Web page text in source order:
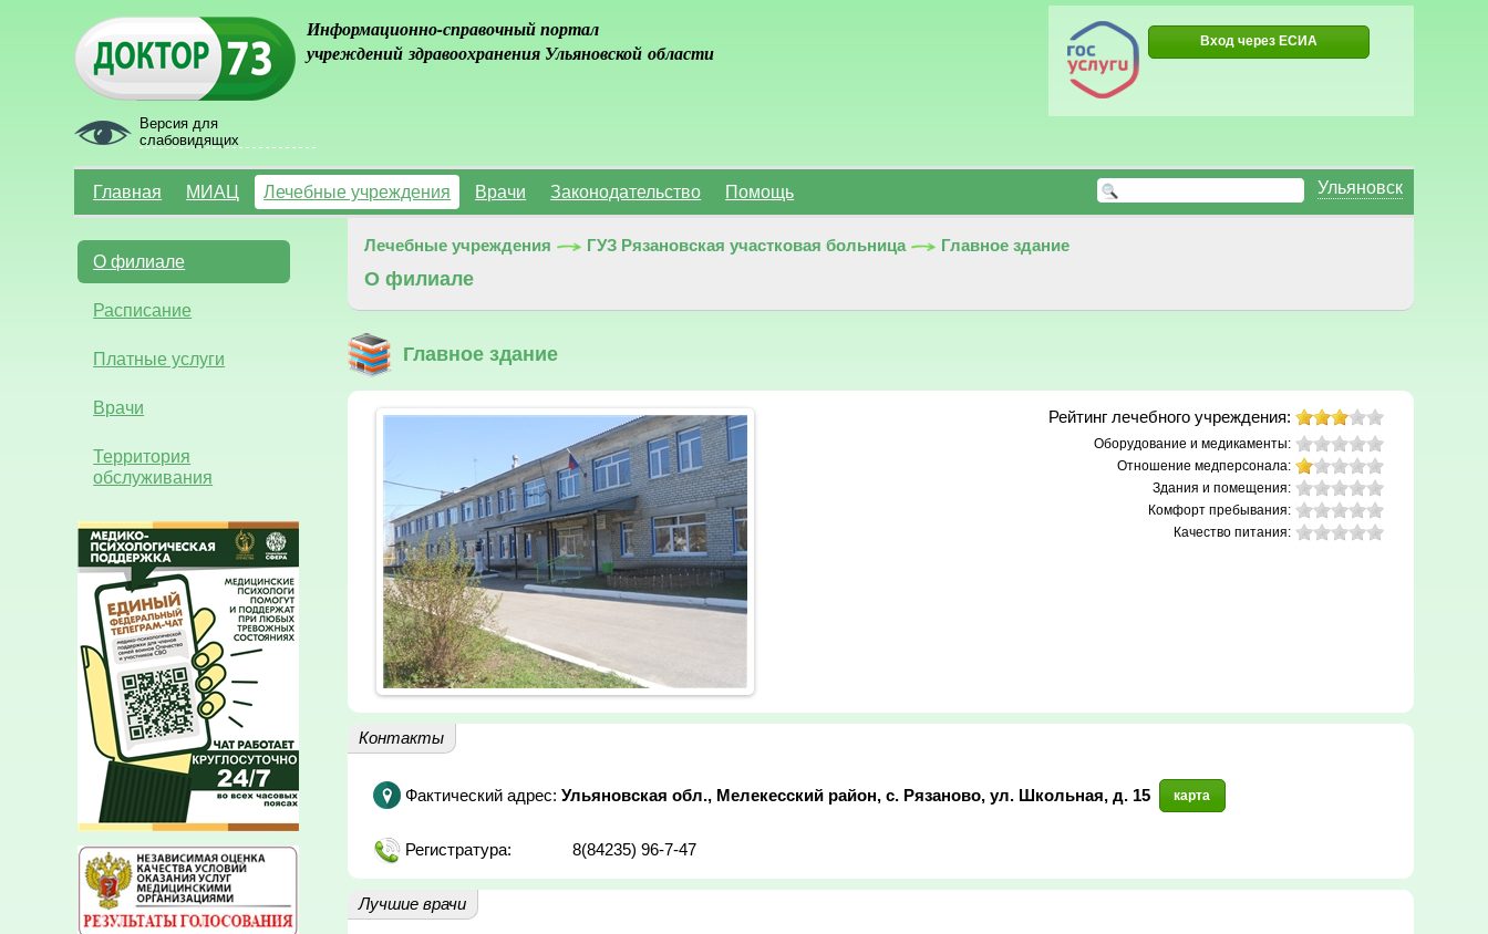
Версия для
слабовидящих
Информационно-справочный портал
учреждений здравоохранения Ульяновской области
Вход через ЕСИА
Ульяновск
Главная МИАЦ Лечебные учреждения Врачи Законодательство Помощь
О филиале
Расписание
Платные услуги
Врачи
Территория
обслуживания
Лечебные учреждения ГУЗ Рязановская участковая больница Главное здание
О филиале
Главное здание
Рейтинг лечебного учреждения:
Оборудование и медикаменты:
Отношение медперсонала:
Здания и помещения:
Комфорт пребывания:
Качество питания:
Контакты
Фактический адрес: Ульяновская обл., Мелекесский район, с. Рязаново, ул. Школьная, д. 15 карта
Регистратура: 8(84235) 96-7-47
Лучшие врачи